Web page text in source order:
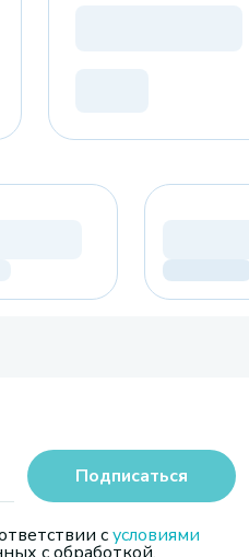
сусловиями
Подписаться